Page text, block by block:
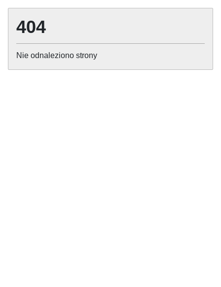
404
Nie odnaleziono strony